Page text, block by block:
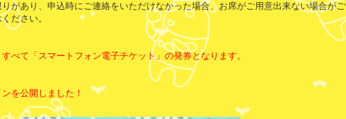
があり、申込時にご連絡をいただけなかった場合、お席がご用意出来ない場合がご
ださい。
べて「スマートフォン電子チケット」の発券となります。
を公開しました！